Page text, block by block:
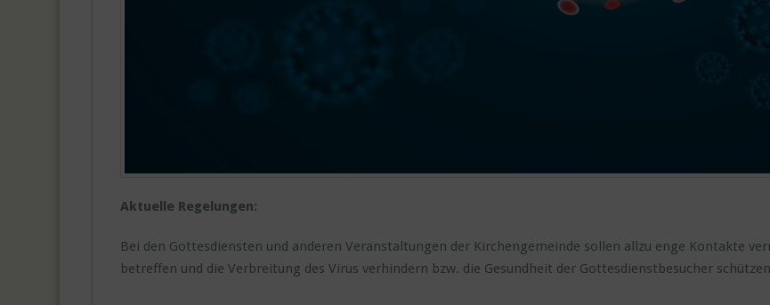
Aktuelle Regelungen:
Bei den Gottesdiensten und anderen Veranstaltungen der Kirchengemeinde sollen allzu enge Kontakte
betreffen und die Verbreitung des Virus verhindern bzw. die Gesundheit der Gottesdienstbesucher